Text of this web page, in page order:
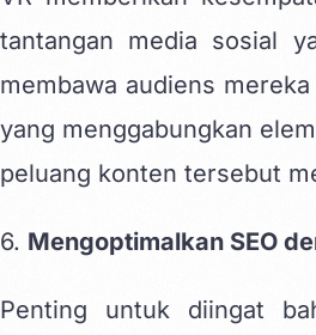
tantangan media sosial
membawa audiens
yang menggabungkan
peluang konten tersebut
6. Mengoptimalkan SEO
Penting untuk diingat